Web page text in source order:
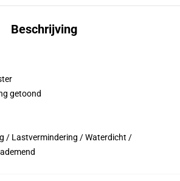
Beschrijving
getoond
/ Lastvermindering / Waterdicht /